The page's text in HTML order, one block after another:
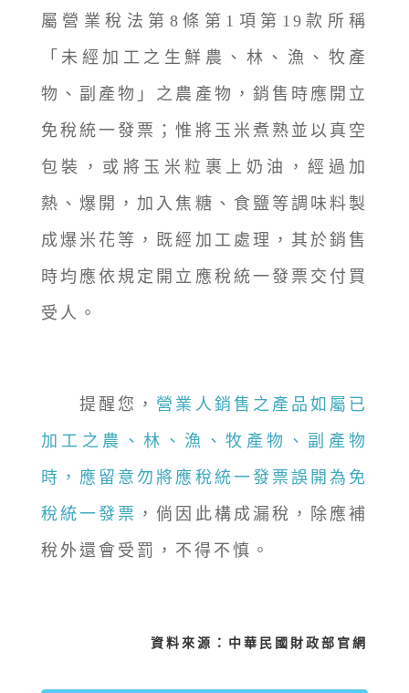
屬營業稅法第8條第1項第19款所稱
「未經加工之生鮮農、林、漁、牧產
物、副產物」之農產物，銷售時應開立
免稅統一發票；惟將玉米煮熟並以真空
包裝，或將玉米粒裹上奶油，經過加
熱、爆開，加入焦糖、食鹽等調味料製
成爆米花等，既經加工處理，其於銷售
時均應依規定開立應稅統一發票交付買
受人。
提醒您， 營業人銷售之產品如屬已
加工之農、林、漁、牧產物、副產物
時，應留意勿將應稅統一發票誤開為免
稅統一發票 ，倘因此構成漏稅，除應補
稅外還會受罰，不得不慎。
資料來源：中華民國財政部官網